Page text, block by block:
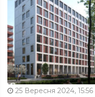
25 Вересня 2024, 15:56